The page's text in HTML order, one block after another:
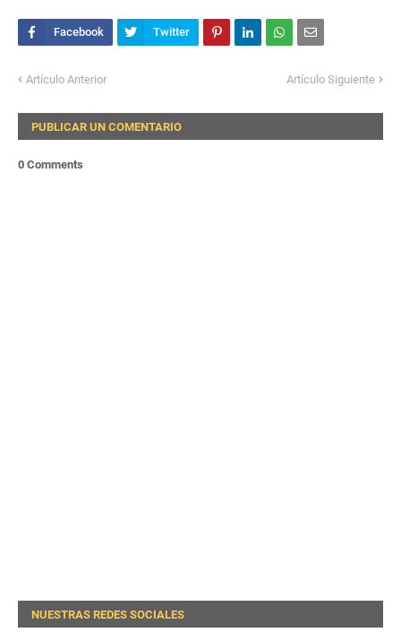
Artículo Anterior Artículo Siguiente
PUBLICAR UN COMENTARIO
0 Comments
NUESTRAS REDES SOCIALES